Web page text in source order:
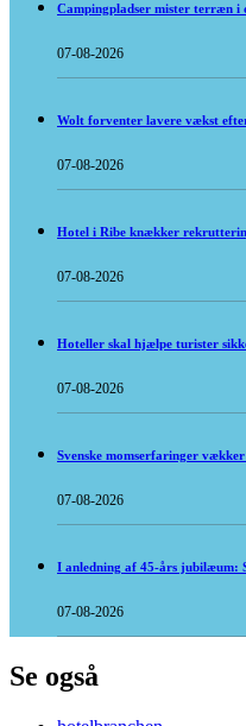
Campingpladser mister terræn i
07-08-2026
Wolt forventer lavere vækst
07-08-2026
Hotel i Ribe knækker
07-08-2026
Hoteller skal hjælpe turister
07-08-2026
Svenske momserfaringer
07-08-2026
I anledning af 45-års jubilæum:
07-08-2026
Se også